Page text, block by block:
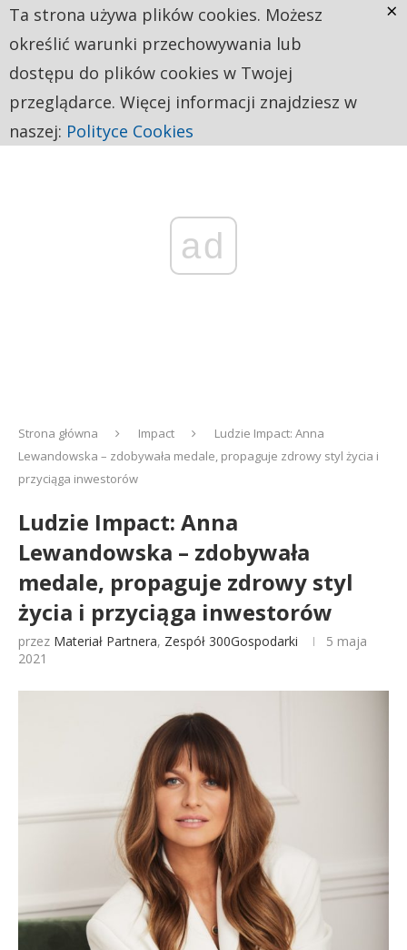
ad
Strona główna Impact
Ludzie Impact: Anna
Lewandowska – zdobywała medale, propaguje zdrowy styl życia i
przyciąga inwestorów
Ludzie Impact: Anna
Lewandowska – zdobywała
medale, propaguje zdrowy styl
życia i przyciąga inwestorów
przez Materiał Partnera, Zespół 300Gospodarki
5 maja
2021
Ta strona używa plików cookies. Możesz
określić warunki przechowywania lub
dostępu do plików cookies w Twojej
przeglądarce. Więcej informacji znajdziesz w
naszej: Polityce Cookies
×